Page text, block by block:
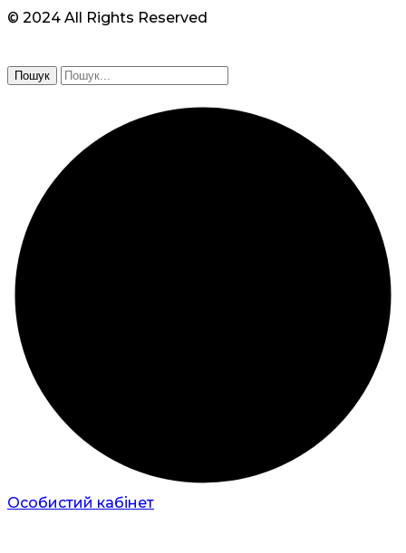
© 2024 All Rights Reserved
Пошук
Особистий кабінет